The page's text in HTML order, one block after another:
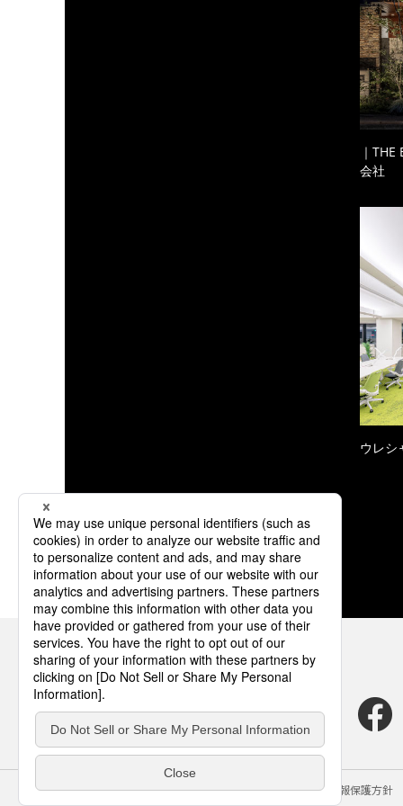
｜
会社
ウレシ
サイトのご利用にあたって クッキーポリシー 個人情報保護方針